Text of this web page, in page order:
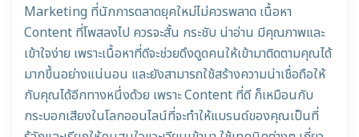
Marketing ที่นักการตลาดยุคใหม่ไม่ควรพลาด เนื้อหา
Content ที่โพสลงไป ควรจะสั้น กระชับ น่าอ่าน มีคุณภาพและ
เข้าใจง่าย เพราะเนื้อหาที่ดีจะช่วยดึงดูดคนให้เข้ามาติดตามคุณได้
มากขึ้นอย่างแน่นอน และยังสามารถใช้สร้างความน่าเชื่อถือให้
กับคุณได้อีกทางหนึ่งด้วย เพราะ Content ที่ดี ก็เหมือนกับ
กระบอกเสียงในโลกออนไลน์ที่จะทำให้แบรนด์ของคุณเป็นที่